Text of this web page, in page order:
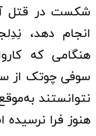
شکست در قتل
انجام دهد،
هنگامی که
سوفی چوتک از
نتوانستند
هنوز فرا